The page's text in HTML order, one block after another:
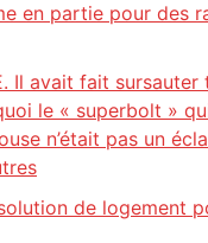
en partie pour des
Il avait fait sursauter
le « superbolt »
n’était pas un
de logement